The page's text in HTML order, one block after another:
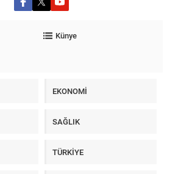
Künye
EKONOMİ
SAĞLIK
TÜRKİYE